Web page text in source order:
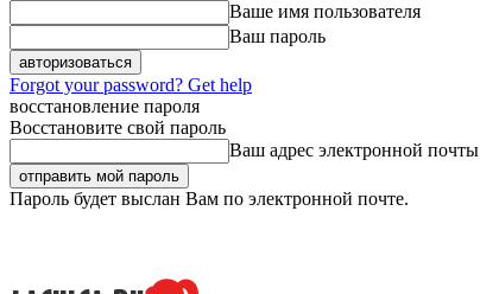
Ваше имя пользователя
Ваш пароль
Forgot your password? Get help
восстановление пароля
Восстановите свой пароль
Ваш адрес электронной почты
Пароль будет выслан Вам по электронной почте.